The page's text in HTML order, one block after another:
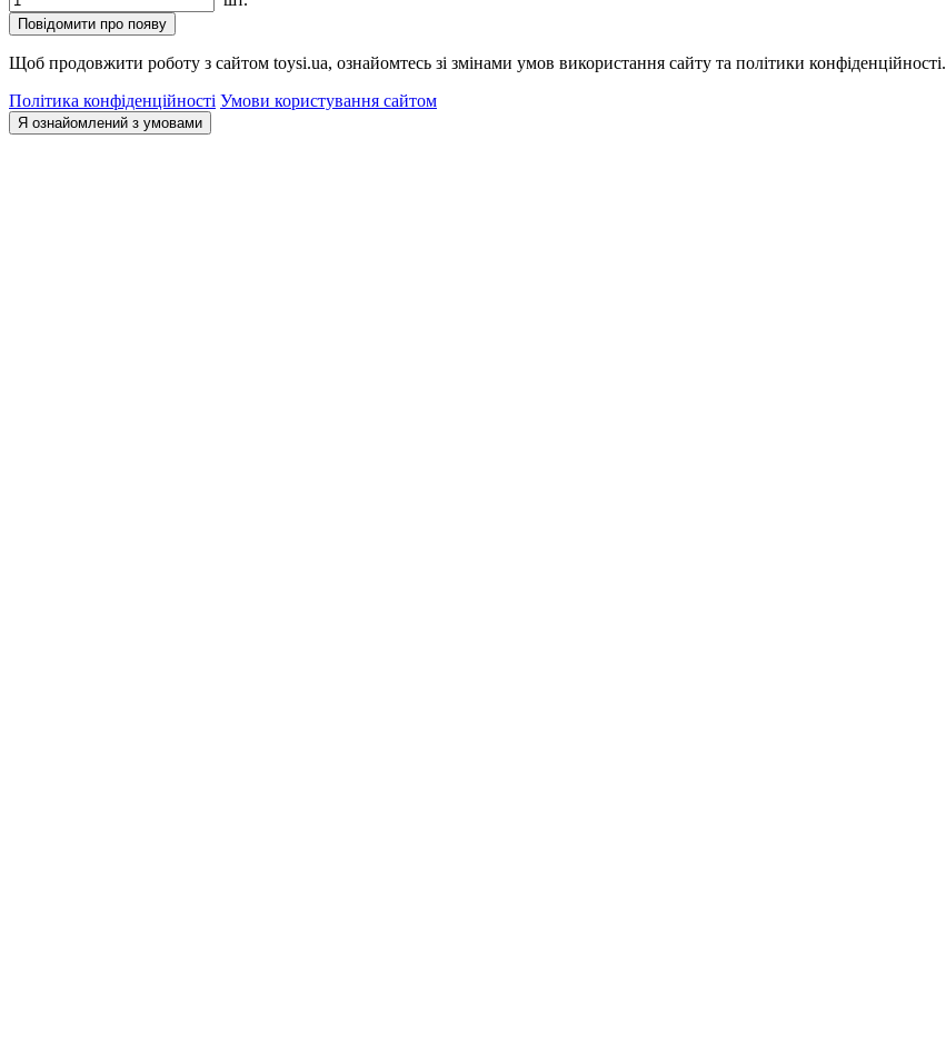
Повідомити про появу
Щоб продовжити роботу з сайтом toysi.ua, ознайомтесь зі змінами умов використання сайту та політики конфіденційності.
Політика конфіденційності Умови користування сайтом
Я ознайомлений з умовами